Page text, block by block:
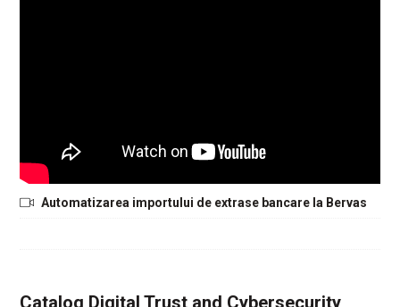
Automatizarea importului de extrase bancare la Bervas
Catalog Digital Trust and Cybersecurity